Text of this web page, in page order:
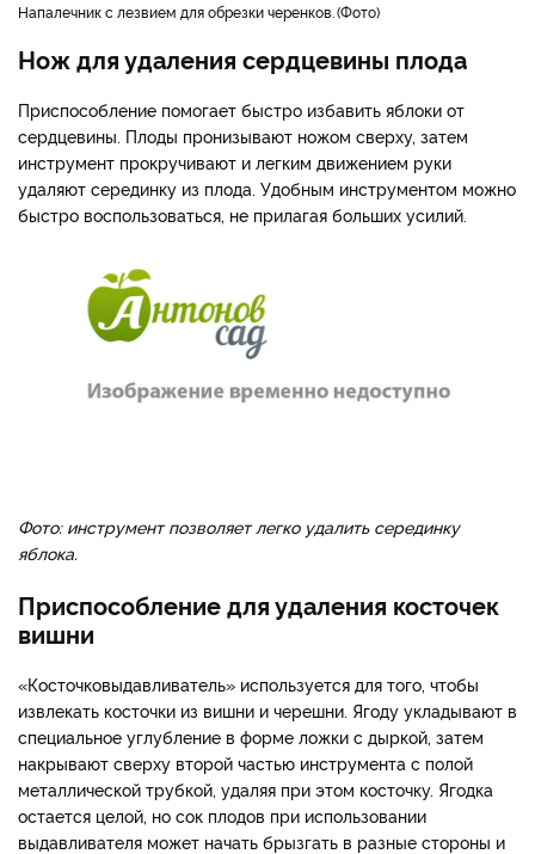
напалечник с лезвием для обрезки черенков. Фото
Нож для удаления сердцевины плода
Приспособление помогает быстро избавить яблоки от
сердцевины. Плоды пронизывают ножом сверху, затем
инструмент прокручивают и легким движением руки
удаляют серединку из плода. Удобным инструментом можно
быстро воспользоваться, не прилагая больших усилий.
Фото: инструмент позволяет легко удалить серединку
яблока.
Приспособление для удаления косточек
вишни
«Косточковыдавливатель» используется для того, чтобы
извлекать косточки из вишни и черешни. Ягоду укладывают в
специальное углубление в форме ложки с дыркой, затем
накрывают сверху второй частью инструмента с полой
металлической трубкой, удаляя при этом косточку. Ягодка
остается целой, но сок плодов при использовании
выдавливателя может начать брызгать в разные стороны и